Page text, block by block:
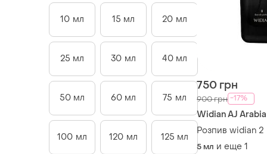
750 грн
900 грн -17%
Widian AJ Arabia
Розпив widian 2
5 мл и еще 1
10 мл 15 мл 20 мл
25 мл 30 мл 40 мл
50 мл 60 мл 75 мл
100 мл 120 мл 125 мл